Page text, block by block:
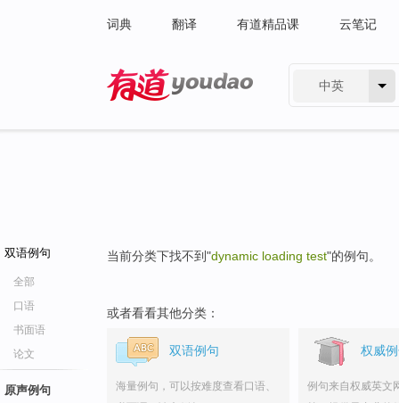
词典 翻译 有道精品课 云笔记
中英
双语例句
全部
口语
书面语
论文
原声例句
当前分类下找不到"dynamic loading test"的例句。
或者看看其他分类：
双语例句
海量例句，可以按难度查看口语、
权威
例句来自权威英文